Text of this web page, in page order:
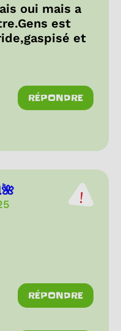
oui mais a
est
et
réactions
RÉPONDRE
réactions
RÉPONDRE